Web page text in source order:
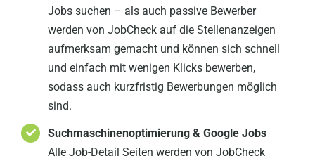
Jobs suchen – als auch passive Bewerber
werden von JobCheck auf die Stellenanzeigen
aufmerksam gemacht und können sich schnell
und einfach mit wenigen Klicks bewerben,
sodass auch kurzfristig Bewerbungen möglich
sind.
Suchmaschinenoptimierung & Google Jobs
Alle Job-Detail Seiten werden von JobCheck